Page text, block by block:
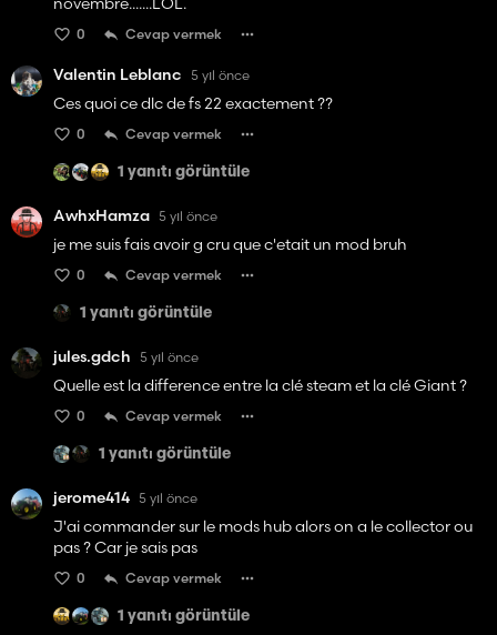
0 Cevap vermek
Valentin Leblanc 5 yıl önce
Ces quoi ce dlc de fs 22 exactement ??
0 Cevap vermek
1 yanıtı görüntüle
AwhxHamza 5 yıl önce
je me suis fais avoir g cru que c'etait un mod bruh
0 Cevap vermek
1 yanıtı görüntüle
jules.gdch 5 yıl önce
Quelle est la difference entre la clé steam et la clé Giant ?
0 Cevap vermek
1 yanıtı görüntüle
jerome414 5 yıl önce
J'ai commander sur le mods hub alors on a le collector ou
pas ? Car je sais pas
0 Cevap vermek
1 yanıtı görüntüle